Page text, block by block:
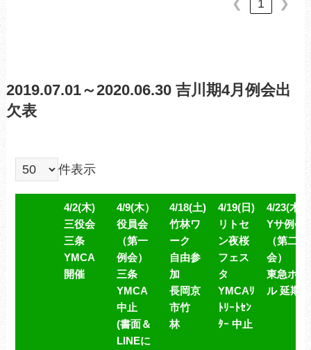
❮ 1 ❯
2019.07.01～2020.06.30 吉川期4月例会出
欠表
件表示
4/2(木)
三役会
三条
YMCA
開催
4/9(木）
役員会
（第一
例会）
三条
YMCA
中止
(書面＆
LINEに
4/18(土)
竹林ワ
ーク
自由参
加
長岡京
市竹
林
4/19(日)
リトセ
ン夜桜
フェス
タ
YMCAﾘ
ﾄﾘｰﾄｾﾝ
ﾀｰ 中止
4/23(木)
Yサ例会
（第二例
会）
東急ホテ
ル 延期